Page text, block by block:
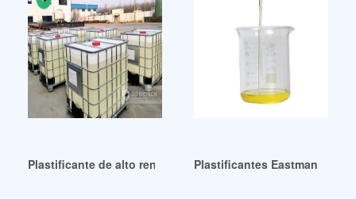
Plastificante de alto rendimiento-TOTM República
Plastificantes Eastman de